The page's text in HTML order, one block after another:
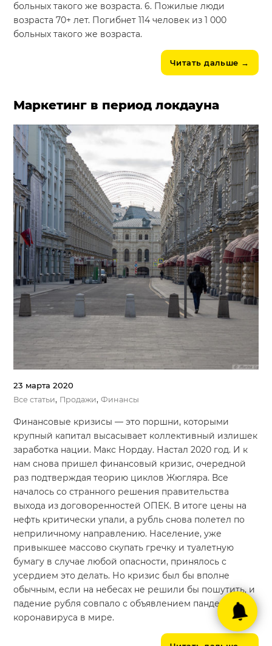
больных такого же возраста. 6. Пожилые люди
возраста 70+ лет. Погибнет 114 человек из 1 000
больных такого же возраста.
Читать дальше →
Маркетинг в период локдауна
23 марта 2020
Все статьи, Продажи,Финансы
Финансовые кризисы — это поршни, которыми
крупный капитал высасывает коллективный излишек
заработка нации. Макс Нордау. Настал 2020 год. И к
нам снова пришел финансовый кризис, очередной
раз подтверждая теорию циклов Жюгляра. Все
началось со странного решения правительства
выхода из договоренностей ОПЕК. В итоге цены на
нефть критически упали, а рубль снова полетел по
неприличному направлению. Население, уже
привыкшее массово скупать гречку и туалетную
бумагу в случае любой опасности, принялось с
усердием это делать. Но кризис был бы вполне
обычным, если на небесах не решили бы пошутить, и
падение рубля совпало с объявлением пандемии
коронавируса в мире.